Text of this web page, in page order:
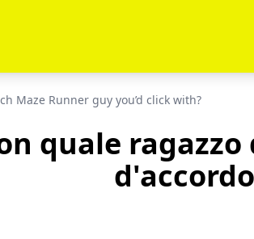
Maze Runner guy you’d click with?
quale